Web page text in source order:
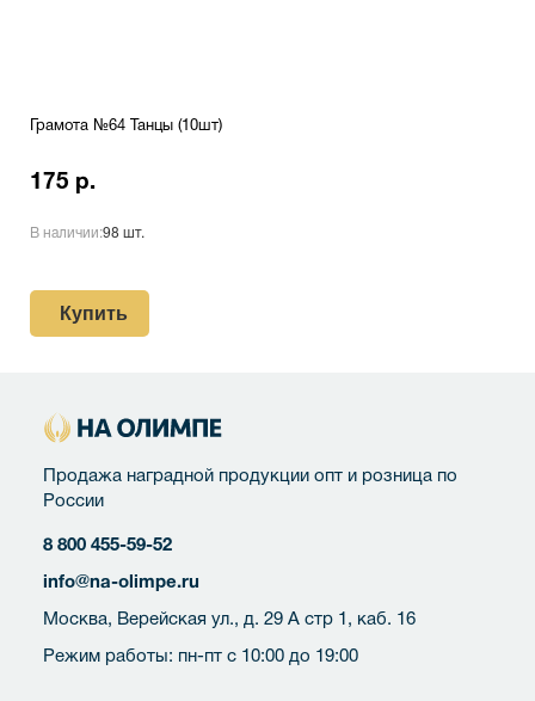
Грамота №64 Танцы (10шт)
175 р.
В наличии:98 шт.
Купить
Продажа наградной продукции опт и розница по
России
8 800 455-59-52
info@na-olimpe.ru
Москва, Верейская ул., д. 29 А стр 1, каб. 16
Режим работы: пн-пт с 10:00 до 19:00